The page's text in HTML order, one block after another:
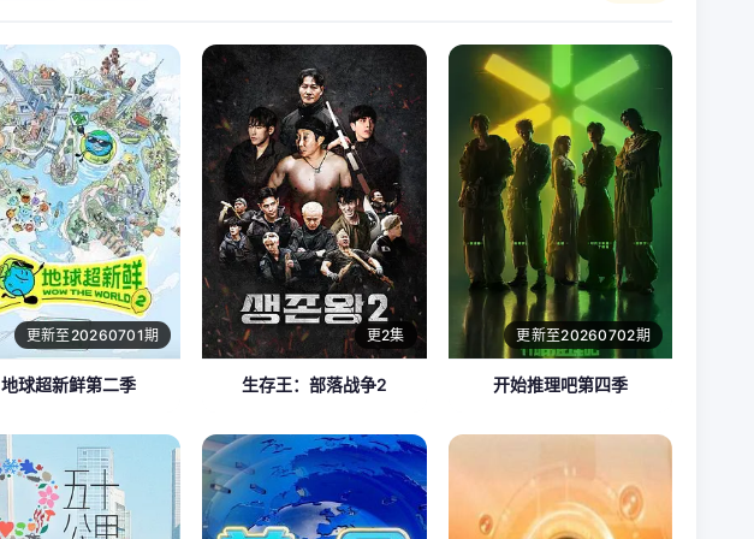
更新至20260701期
地球超新鲜第二季
更2集
生存王：部落战争2
更新至20260702期
开始推理吧第四季